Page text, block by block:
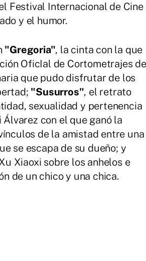
Festival Internacional de Cine
y el humor.
"Gregoria", la cinta con la que
OficIal de Cortometrajes de
que pudo disfrutar de los
"Susurros", el retrato
sexualidad y pertenencia
con el que ganó la
de la amistad entre una
se escapa de su dueño; y
Xiaoxi sobre los anhelos e
de un chico y una chica.